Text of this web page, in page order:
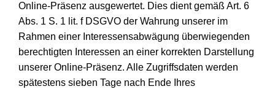
Online-Präsenz ausgewertet. Dies dient gemäß Art. 6
Abs. 1 S. 1 lit. f DSGVO der Wahrung unserer im
Rahmen einer Interessensabwägung überwiegenden
berechtigten Interessen an einer korrekten Darstellung
unserer Online-Präsenz. Alle Zugriffsdaten werden
spätestens sieben Tage nach Ende Ihres